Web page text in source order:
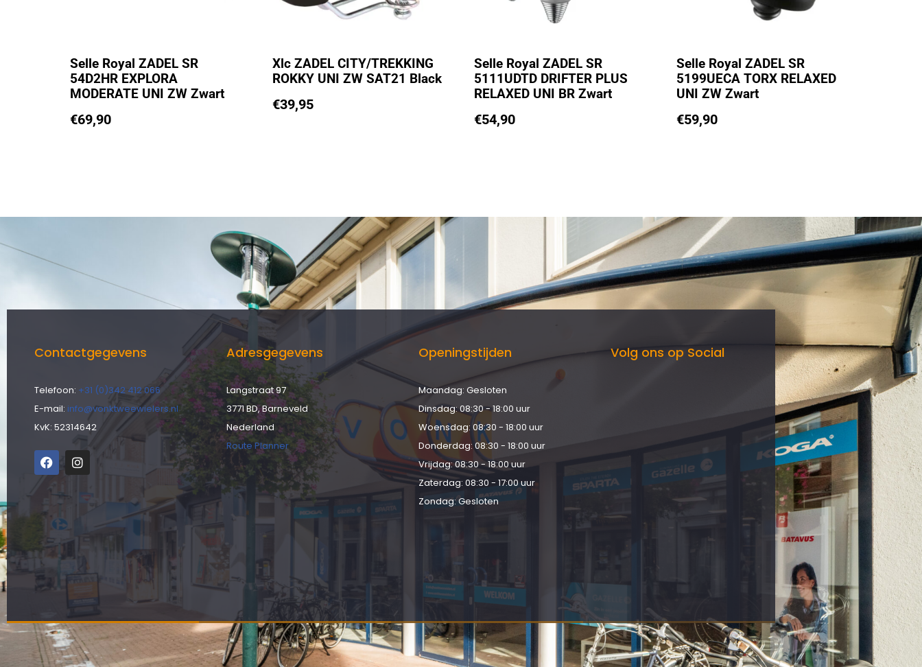
Selle Royal ZADEL SR
54D2HR EXPLORA
MODERATE UNI ZW Zwart
€69,90
Xlc ZADEL CITY/TREKKING
ROKKY UNI ZW SAT21 Black
€39,95
Selle Royal ZADEL SR
5111UDTD DRIFTER PLUS
RELAXED UNI BR Zwart
€54,90
Selle Royal ZADEL SR
5199UECA TORX RELAXED
UNI ZW Zwart
€59,90
Contactgegevens
Telefoon: +31 (0)342 412 066
E-mail: info@vonktweewielers.nl
KvK: 52314642
Adresgegevens
Langstraat 97
3771 BD, Barneveld
Nederland
Route Planner
Openingstijden
Maandag: Gesloten
Dinsdag: 08:30 - 18:00 uur
Woensdag: 08:30 - 18:00 uur
Donderdag: 08:30 - 18:00 uur
Vrijdag: 08:30 - 18:00 uur
Zaterdag: 08:30 - 17:00 uur
Zondag: Gesloten
Volg ons op Social